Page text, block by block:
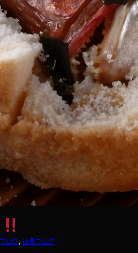
ログ, 店長ブログ